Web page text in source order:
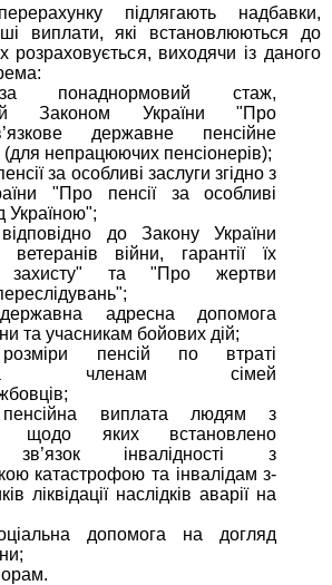
підлягають надбавки,
виплати, які встановлюються до
розраховується, виходячи із даного
понаднормовий стаж,
Законом України "Про
державне пенсійне
непрацюючих пенсіонерів);
за особливі заслуги згідно з
"Про пенсії за особливі
Україною";
до Закону України
війни, гарантії їх
захисту" та "Про жертви
адресна допомога
та учасникам бойових дій;
розміри пенсій по втраті
членам сімей
пенсійна виплата людям з
щодо яких встановлено
зв’язок інвалідності з
катастрофою та інвалідам з-
ліквідації наслідків аварії на
допомога на догляд